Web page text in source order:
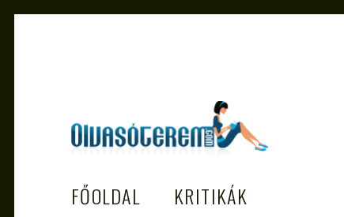
EGÉSZSÉGES OLVASÁS TÁMOGATÓJA
FŐOLDAL
KRITIKÁK